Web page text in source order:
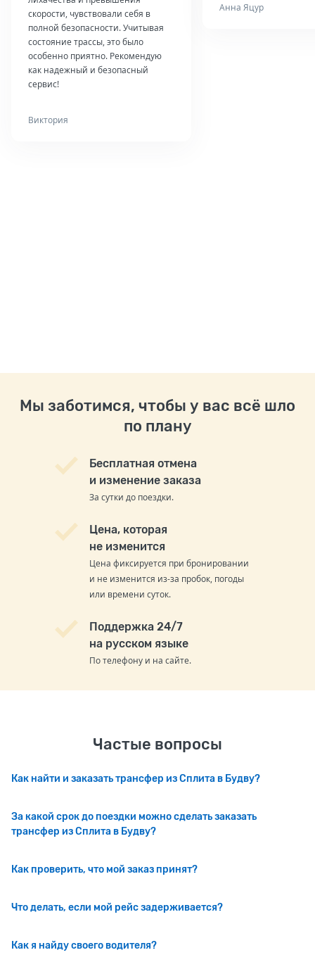
скорости, чувствовали себя в
полной безопасности. Учитывая
состояние трассы, это было
особенно приятно. Рекомендую
как надежный и безопасный
сервис!
Виктория
Анна Яцур
Мы заботимся, чтобы у вас всё шло
по плану
Бесплатная отмена
и изменение заказа
За сутки до поездки.
Цена, которая
не изменится
Цена фиксируется при бронировании
и не изменится из-за пробок, погоды
или времени суток.
Поддержка 24/7
на русском языке
По телефону и на сайте.
Частые вопросы
Как найти и заказать трансфер из Сплита в Будву?
За какой срок до поездки можно сделать заказать
трансфер из Сплита в Будву?
Как проверить, что мой заказ принят?
Что делать, если мой рейс задерживается?
Как я найду своего водителя?